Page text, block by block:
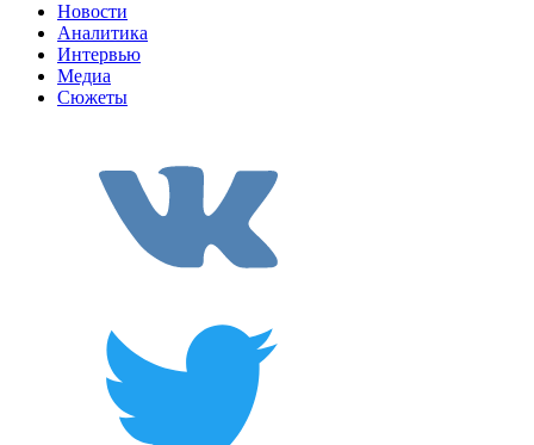
Новости
Аналитика
Интервью
Медиа
Сюжеты